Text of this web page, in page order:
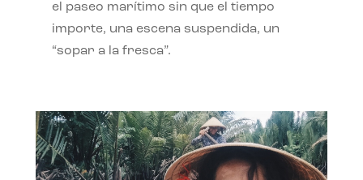
el paseo marítimo sin que el tiempo
importe, una escena suspendida, un
“sopar a la fresca”.